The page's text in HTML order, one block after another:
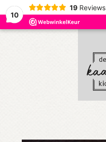
10
19 Reviews